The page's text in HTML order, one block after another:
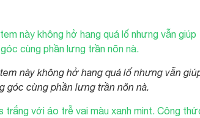
này không hở hang quá lố nhưng vẫn
góc cùng phần lưng trần nõn nà.